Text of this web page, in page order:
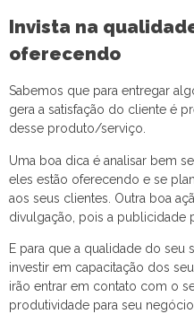
Invista na
oferecendo
Sabemos que para entregar
gera a satisfação do cliente é
desse produto/serviço.
Uma boa dica é analisar bem
eles estão oferecendo e se
aos seus clientes. Outra boa
divulgação, pois a publicidade
E para que a qualidade do seu
investir em capacitação dos
irão entrar em contato com o
produtividade para seu negócio.